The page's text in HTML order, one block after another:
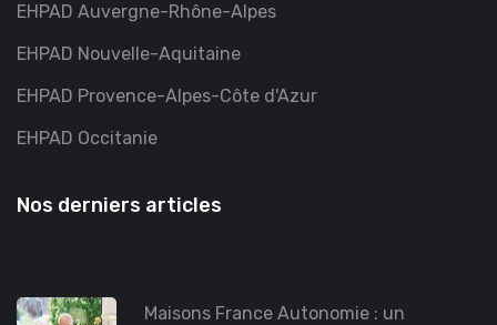
EHPAD Auvergne-Rhône-Alpes
EHPAD Nouvelle-Aquitaine
EHPAD Provence-Alpes-Côte d'Azur
EHPAD Occitanie
Nos derniers articles
Maisons France Autonomie : un